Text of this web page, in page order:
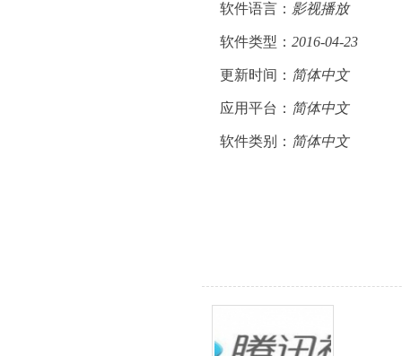
软件语言： 影视播放
软件类型： 2016-04-23
更新时间： 简体中文
应用平台： 简体中文
软件类别： 简体中文